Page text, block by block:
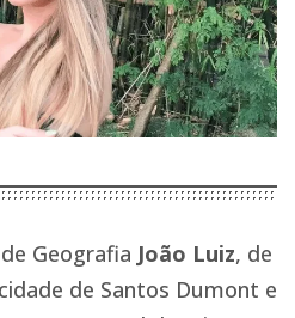
Geografia João Luiz, de
de Santos Dumont e